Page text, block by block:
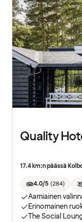
Quality
17.4 km:n päässä
4.0/5 (284)
Aamiainen
Erinomainen
The Social